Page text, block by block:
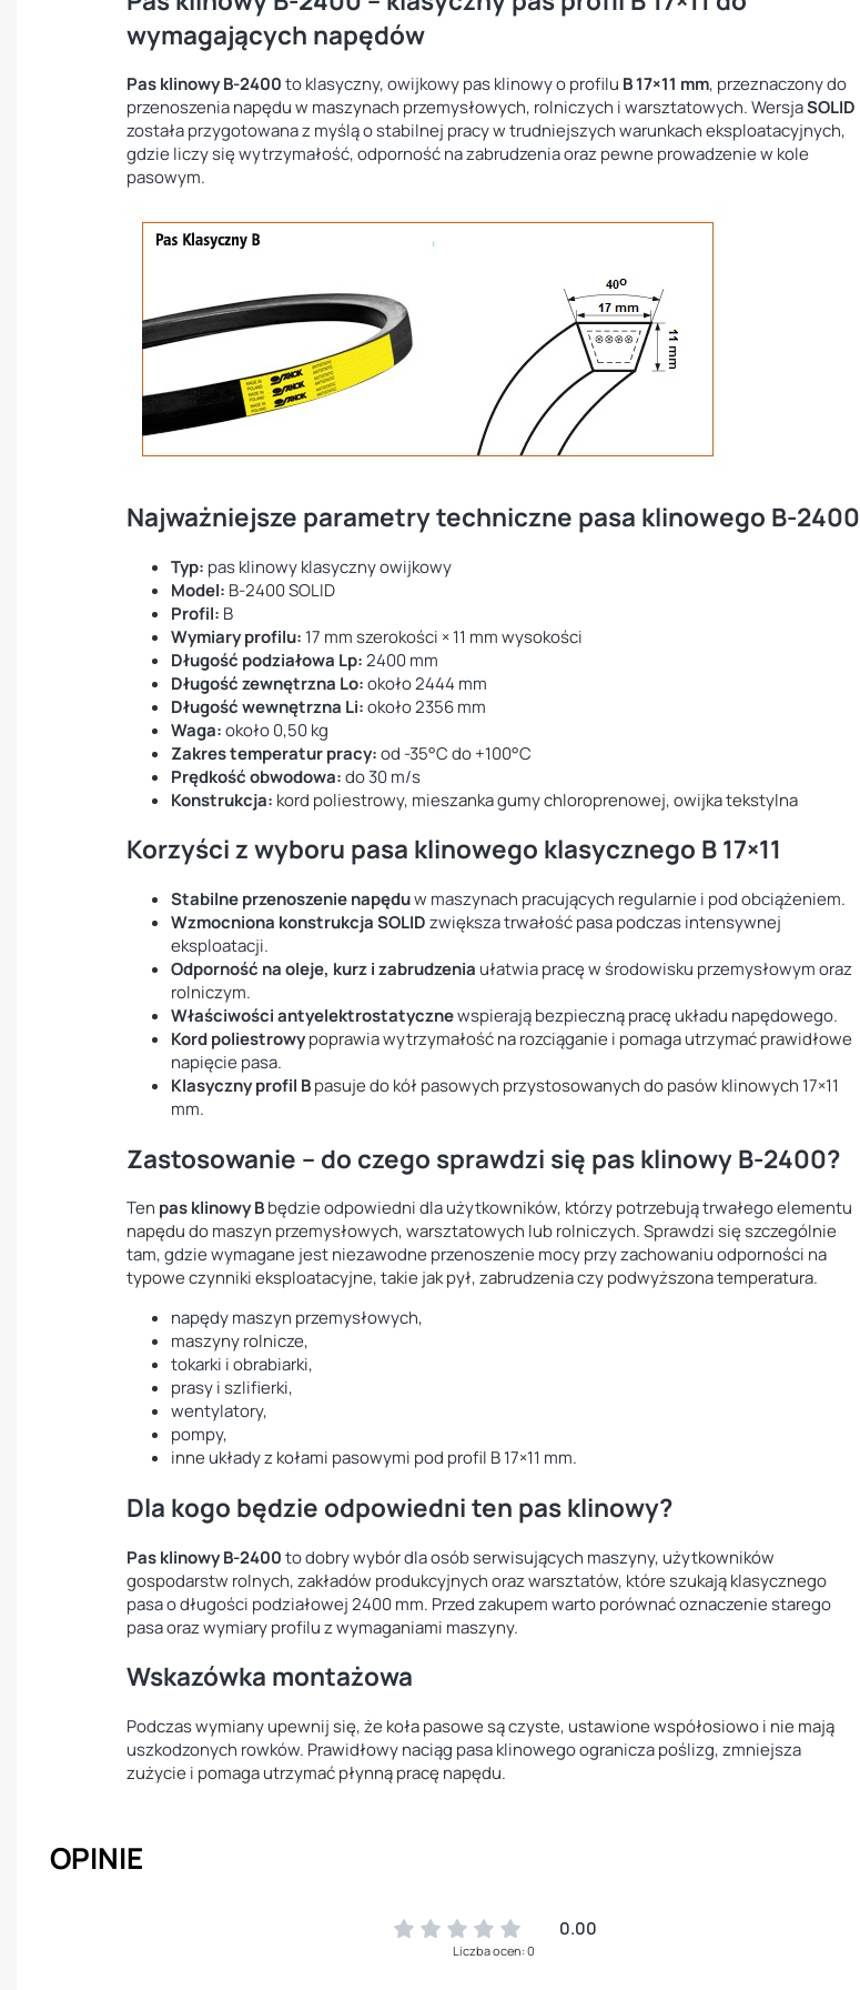
wymagających napędów
Pas klinowy B-2400to klasyczny, owijkowy pas klinowy o profilu B 17×11 mm, przeznaczony do
przenoszenia napędu w maszynach przemysłowych, rolniczych i warsztatowych. WersjaSOLID
została przygotowana z myślą o stabilnej pracy w trudniejszych warunkach eksploatacyjnych,
gdzie liczy się wytrzymałość, odporność na zabrudzenia oraz pewne prowadzenie w kole
pasowym.
Najważniejsze parametry techniczne pasa klinowego B-2400
Typ: pas klinowy klasyczny owijkowy
Model: B-2400 SOLID
Profil: B
Wymiary profilu: 17 mm szerokości × 11 mm wysokości
Długość podziałowa Lp:2400 mm
Długość zewnętrzna Lo:około 2444 mm
Długość wewnętrzna Li:około 2356 mm
Waga:około 0,50 kg
Zakres temperatur pracy:od -35°C do +100°C
Prędkość obwodowa:do 30 m/s
Konstrukcja: kord poliestrowy, mieszanka gumy chloroprenowej, owijka tekstylna
Korzyści z wyboru pasa klinowego klasycznego B 17×11
Stabilne przenoszenie napęduw maszynach pracujących regularnie i pod obciążeniem.
Wzmocniona konstrukcja SOLIDzwiększa trwałość pasa podczas intensywnej
eksploatacji.
Odporność na oleje, kurz i zabrudzenia ułatwia pracę w środowisku przemysłowym oraz
rolniczym.
Właściwości antyelektrostatycznewspierają bezpieczną pracę układu napędowego.
Kord poliestrowypoprawia wytrzymałość na rozciąganie i pomaga utrzymać prawidłowe
napięcie pasa.
Klasyczny profil Bpasuje do kół pasowych przystosowanych do pasów klinowych 17×11
mm.
Zastosowanie – do czego sprawdzi się pas klinowy B-2400?
Ten pas klinowy Bbędzie odpowiedni dla użytkowników, którzy potrzebują trwałego elementu
napędu do maszyn przemysłowych, warsztatowych lub rolniczych. Sprawdzi się szczególnie
tam, gdzie wymagane jest niezawodne przenoszenie mocy przy zachowaniu odporności na
typowe czynniki eksploatacyjne, takie jak pył, zabrudzenia czy podwyższona temperatura.
napędy maszyn przemysłowych,
maszyny rolnicze,
tokarki i obrabiarki,
prasy i szlifierki,
wentylatory,
pompy,
inne układy z kołami pasowymi pod profil B 17×11 mm.
Dla kogo będzie odpowiedni ten pas klinowy?
Pas klinowy B-2400to dobry wybór dla osób serwisujących maszyny, użytkowników
gospodarstw rolnych, zakładów produkcyjnych oraz warsztatów, które szukają klasycznego
pasa o długości podziałowej 2400 mm. Przed zakupem warto porównać oznaczenie starego
pasa oraz wymiary profilu z wymaganiami maszyny.
Wskazówka montażowa
Podczas wymiany upewnij się, że koła pasowe są czyste, ustawione współosiowo i nie mają
uszkodzonych rowków. Prawidłowy naciąg pasa klinowego ogranicza poślizg, zmniejsza
zużycie i pomaga utrzymać płynną pracę napędu.
OPINIE
0.00
Liczba ocen: 0